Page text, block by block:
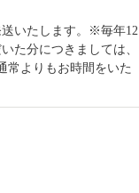
いたします。※毎年12
た分につきましては、
常よりもお時間をいた